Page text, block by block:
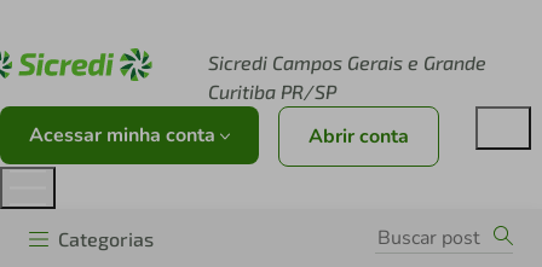
Sicredi Campos Gerais e Grande
Curitiba PR/SP
Acessar minha conta Abrir conta
Categorias